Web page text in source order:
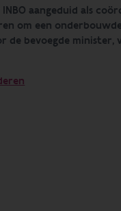
aangeduid als
om een
de bevoegde